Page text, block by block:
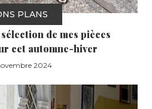
PLANS
de mes pièces
cet automne-hiver
2024